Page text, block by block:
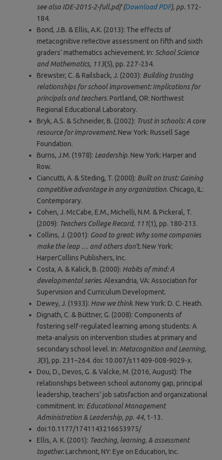
see also IDE-2015-2-full.pdf (Download PDF), pp. 172-
184.
Bond, J.B. & Ellis, A.K. (2013): The effects of
metacognitive reﬂective assessment on fifth and sixth
graders’ mathematics achievement. In: School Science
and Mathematics, 113(5), pp. 227-234.
Brewster, C. & Railsback, J. (2003): Building trusting
relationships for school improvement: Implications for
principals and teachers. Portland, OR: Northwest
Regional Educational Laboratory.
Bryk, A.S. & Schneider, B. (2002): Trust in schools: A core
resource for improvement.New York: Russell Sage
Foundation.
Burns, J.M. (1978): Leadership. New York: Harper and
Row.
Ciancutti, A. & Steding, T. (2000): Built on trust: Gaining
competitive advantage in any organization. Chicago, IL:
Contemporary.
Cohen, J. McCabe, E.M., Michelli, N.M. & Pickeral, T.
(2009): Teachers College Record, 111(1), pp. 180-213.
Collins, J. (2001): Good to great: Why some companies
make the leap … and others don’t.New York:
HarperCollins Publishers, Inc.
Costa, A. & Kalick, B. (2000): Habits of mind: A
developmental series. Alexandria, VA: Association for
Supervision and Curriculum Development.
Dewey, J. (1933): How we think. New York: D. C. Heath.
Dignath, C. & Büttner, G. (2008): Components of
fostering self-regulated learning among students: A
meta-analysis on intervention studies at primary and
secondary school level. In: Metacognition and Learning,
3(3), pp. 231–264. doi: 10.007/s11409-008-9029-x.
Dou, D., Devos, G. & Valcke, M. (2016, August): The
relationships between school autonomy gap, principal
leadership, teachers’ job satisfaction and organizational
commitment. In: Educational Management
Administration & Leadership, pp. 44, 1-13.
doi:10.1177/1741143216653975/
Ellis, A. K. (2001): Teaching, learning, & assessment
together.Larchmont, NY: Eye on Education, Inc.